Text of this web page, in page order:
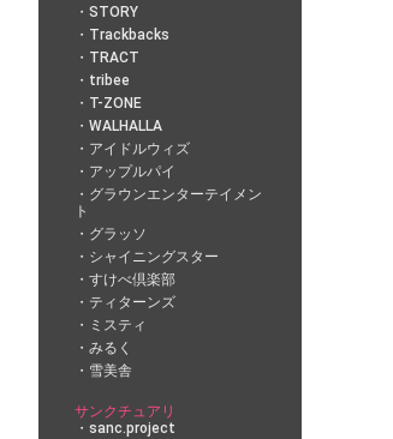
STORY
Trackbacks
TRACT
tribee
T-ZONE
WALHALLA
アイドルウィズ
アップルパイ
グラウンエンターテイメン
ト
グラッソ
シャイニングスター
すけべ倶楽部
ティターンズ
ミスティ
みるく
雪美舎
サンクチュアリ
sanc.project